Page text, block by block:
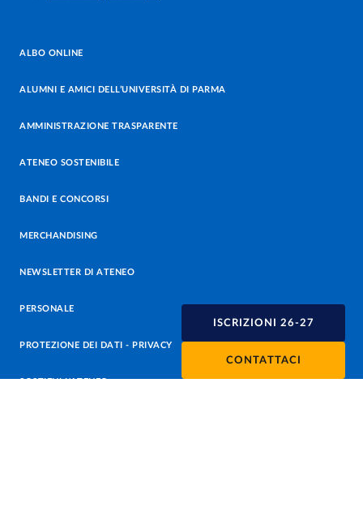
ISCRIZIONI 26-27
CONTATTACI
ALBO ONLINE
ALUMNI E AMICI DELL’UNIVERSITÀ DI PARMA
AMMINISTRAZIONE TRASPARENTE
ATENEO SOSTENIBILE
BANDI E CONCORSI
MERCHANDISING
NEWSLETTER DI ATENEO
PERSONALE
PROTEZIONE DEI DATI - PRIVACY
SOSTIENI L'ATENEO